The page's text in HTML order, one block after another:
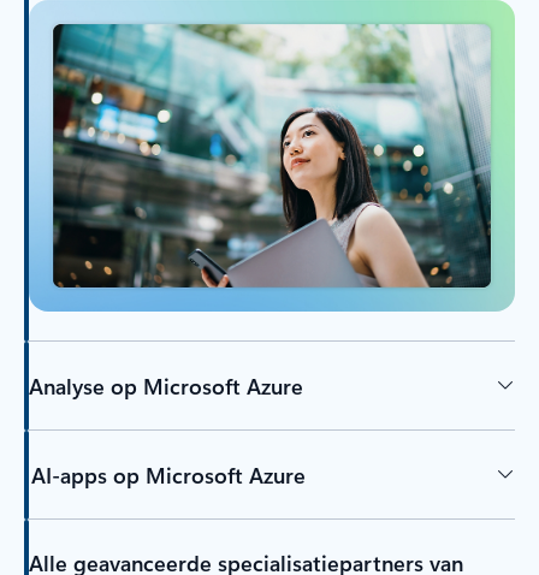
Analyse op Microsoft Azure
AI-apps op Microsoft Azure
Alle geavanceerde specialisatiepartners van